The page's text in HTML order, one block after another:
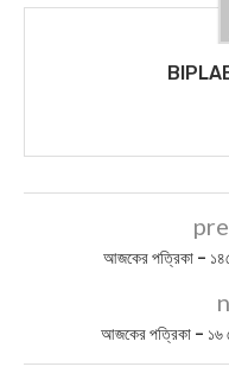
আজকের পত্রিকা –
আজকের পত্রিকা – ১৬